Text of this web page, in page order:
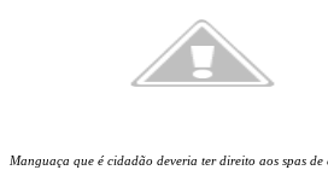
Manguaça que é cidadão deveria ter direito aos spas